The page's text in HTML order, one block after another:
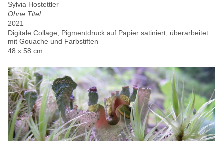
Sylvia Hostettler
Ohne Titel
2021
Digitale Collage, Pigmentdruck auf Papier satiniert, überarbeitet
mit Gouache und Farbstiften
48 x 58 cm